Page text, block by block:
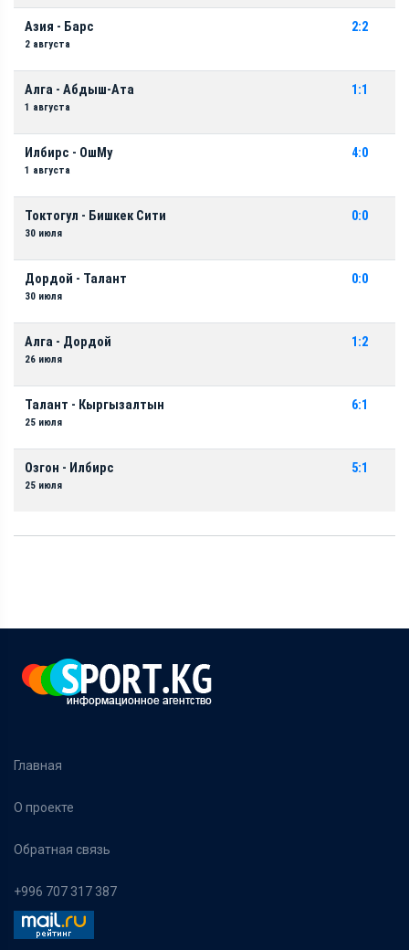
Азия - Барс
2 августа
2:2
Алга - Абдыш-Ата
1 августа
1:1
Илбирс - ОшМу
1 августа
4:0
Токтогул - Бишкек Сити
30 июля
0:0
Дордой - Талант
30 июля
0:0
Алга - Дордой
26 июля
1:2
Талант - Кыргызалтын
25 июля
6:1
Озгон - Илбирс
25 июля
5:1
Главная
О проекте
Обратная связь
+996 707 317 387